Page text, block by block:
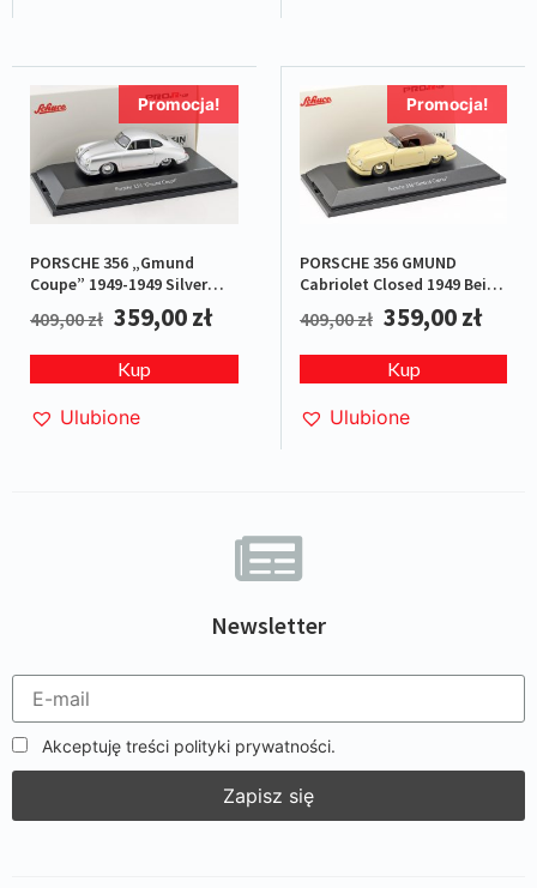
Newsletter
Akceptuję treści polityki prywatności.
Promocja!
PORSCHE 356 „Gmund
Coupe” 1949-1949 Silver
409,00zł 359,00zł
Kup
Ulubione
Promocja!
PORSCHE 356 GMUND
Cabriolet Closed 1949 Beige
409,00zł 359,00zł
Kup
Ulubione